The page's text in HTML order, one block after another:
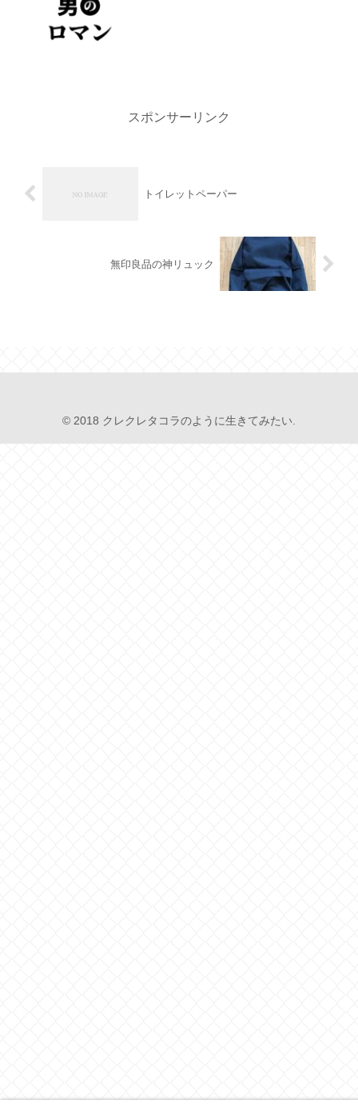
スポンサーリンク
トイレットペーパー
無印良品の神リュック
© 2018 クレクレタコラのように生きてみたい.